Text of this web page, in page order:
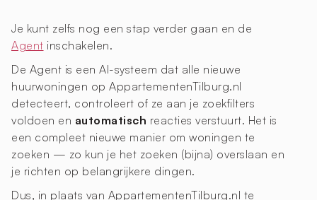
Je kunt zelfs nog een stap verder gaan en de
Agent inschakelen.
De Agent is een AI-systeem dat alle nieuwe
huurwoningen op AppartementenTilburg.nl
detecteert, controleert of ze aan je zoekfilters
voldoen en automatisch reacties verstuurt. Het is
een compleet nieuwe manier om woningen te
zoeken — zo kun je het zoeken (bijna) overslaan en
je richten op belangrijkere dingen.
Dus, in plaats van AppartementenTilburg.nl te